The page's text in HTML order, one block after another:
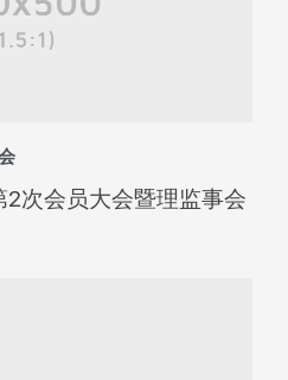
次会员大会暨理监事会